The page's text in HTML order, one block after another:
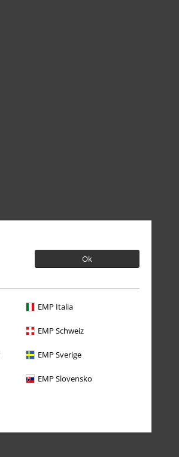
Ok
EMP Italia
EMP Schweiz
EMP Sverige
EMP Slovensko